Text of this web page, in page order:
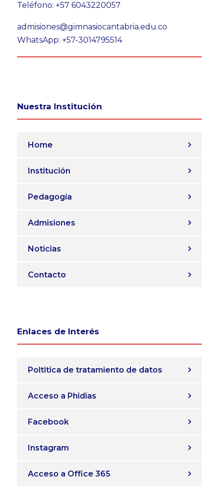
Teléfono: +57 6043220057
admisiones@gimnasiocantabria.edu.co
WhatsApp: +57-3014795514
Nuestra Institución
Home
Institución
Pedagogía
Admisiones
Noticias
Contacto
Enlaces de Interés
Poltitica de tratamiento de datos
Acceso a Phidias
Facebook
Instagram
Acceso a Office 365